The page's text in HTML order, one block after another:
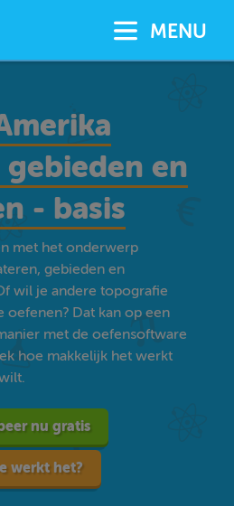
MENU
en
- basis
met het onderwerp
gebieden en
wil je andere topografie
Dat kan op een
met de oefensoftware
hoe makkelijk het werkt
nu gratis
werkt het?